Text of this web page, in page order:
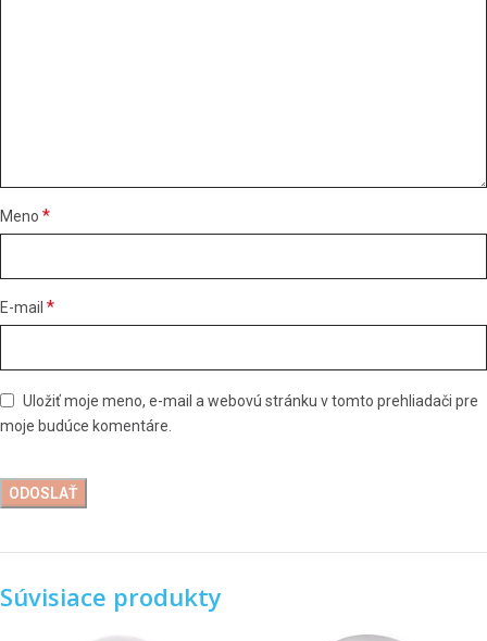
Meno *
E-mail *
Uložiť moje meno, e-mail a webovú stránku v tomto prehliadači pre
moje budúce komentáre.
Súvisiace produkty